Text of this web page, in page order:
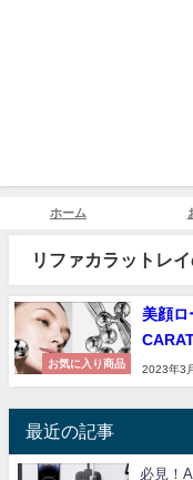
ホーム
リファカラットレ
お気に入り商品
美顔ロ
2023年3
最近の記事
必見！